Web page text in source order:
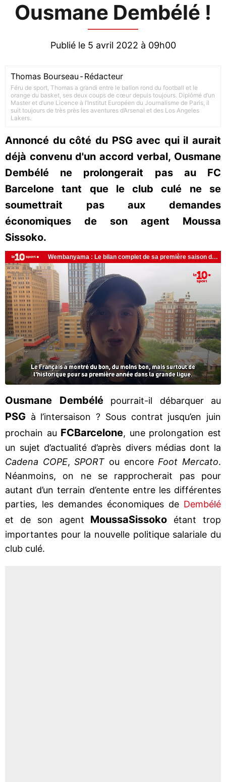
Ousmane Dembélé !
Publié le 5 avril 2022 à 09h00
Thomas Bourseau -Rédacteur
Féru de sport, Thomas a grandi entre le ballon rond du football et le
orange du basket, ses deux coups de cœur depuis toujours. Diplômé d’un
Master et d’une Licence à l’Institut Européen du Journalisme de Paris, il
suit toujours de très près les aventures d’Arsenal et des Los Angeles
Lakers.
Annoncé du côté du PSG avec qui il aurait
déjà convenu d'un accord verbal, Ousmane
Dembélé ne prolongerait pas au FC
Barcelone tant que le club culé ne se
soumettrait pas aux demandes
économiques de son agent Moussa
Sissoko.
Ousmane Dembélépourrait-il débarquer au
PSG à l’intersaison ? Sous contrat jusqu’en juin
prochain au FCBarcelone, une prolongation est
un sujet d’actualité d’après divers médias dont la
Cadena COPE,SPORT ou encore Foot Mercato.
Néanmoins, on ne se rapprocherait pas pour
autant d’un terrain d’entente entre les différentes
parties, les demandes économiques de Dembélé
et de son agent MoussaSissoko étant trop
importantes pour la nouvelle politique salariale du
club culé.